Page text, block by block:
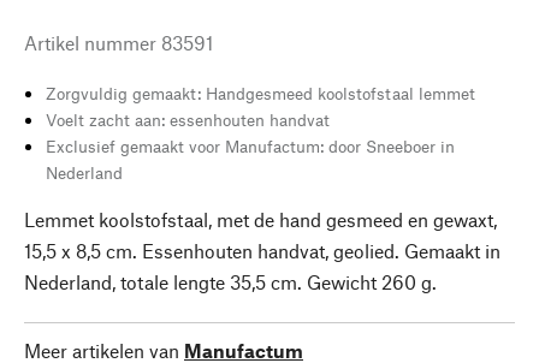
Artikel nummer 83591
Zorgvuldig gemaakt: Handgesmeed koolstofstaal lemmet
Voelt zacht aan: essenhouten handvat
Exclusief gemaakt voor Manufactum: door Sneeboer in
Nederland
Lemmet koolstofstaal, met de hand gesmeed en gewaxt,
15,5 x 8,5 cm. Essenhouten handvat, geolied. Gemaakt in
Nederland, totale lengte 35,5 cm. Gewicht 260 g.
Meer artikelen van Manufactum